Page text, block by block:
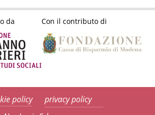
da Con il contributo di
policy
privacy policy